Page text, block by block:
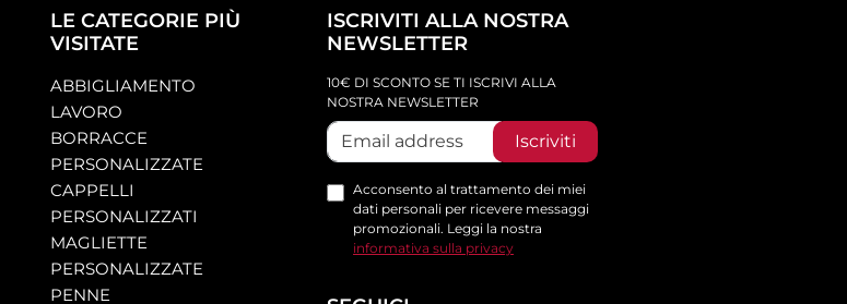
LE CATEGORIE PIÙ
VISITATE
ABBIGLIAMENTO
LAVORO
BORRACCE
PERSONALIZZATE
CAPPELLI
PERSONALIZZATI
MAGLIETTE
PERSONALIZZATE
PENNE
ISCRIVITI ALLA NOSTRA
NEWSLETTER
10€ DI SCONTO SE TI ISCRIVI ALLA
NOSTRA NEWSLETTER
Iscriviti
Acconsento al trattamento dei miei
dati personali per ricevere messaggi
promozionali. Leggi la nostra
informativa sulla privacy